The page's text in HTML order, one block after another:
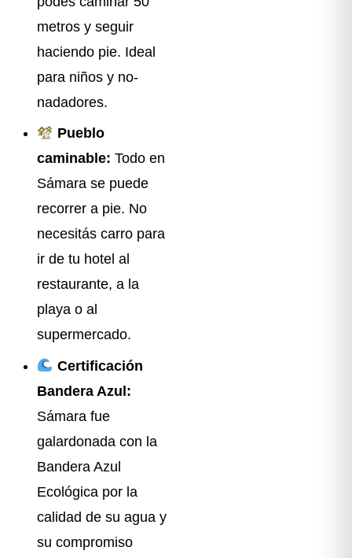
metros y seguir
haciendo pie. Ideal
para niños y no-
nadadores.
Pueblo
caminable: Todo en
Sámara se puede
recorrer a pie. No
necesitás carro para
ir de tu hotel al
restaurante, a la
playa o al
supermercado.
Certificación
Bandera Azul:
Sámara fue
galardonada con la
Bandera Azul
Ecológica por la
calidad de su agua y
su compromiso